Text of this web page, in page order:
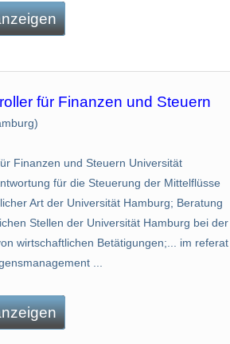
für Finanzen und Steuern
Finanzen und Steuern Universität
für die Steuerung der Mittelflüsse
Art der Universität Hamburg; Beratung
Stellen der Universität Hamburg bei der
wirtschaftlichen Betätigungen;... im referat
...